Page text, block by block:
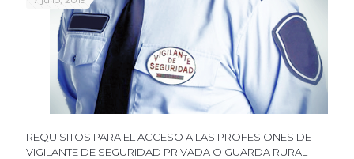
REQUISITOS PARA EL ACCESO A LAS PROFESIONES DE
VIGILANTE DE SEGURIDAD PRIVADA O GUARDA RURAL